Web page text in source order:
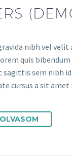
nibh vel velit
quis
sagittis sem nibh
cursus a sit amet